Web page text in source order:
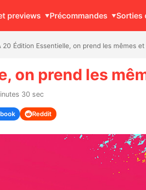
previews Précommandes Sorties
20 Édition Essentielle, on prend les mêmes
on prend les
30 sec
Reddit